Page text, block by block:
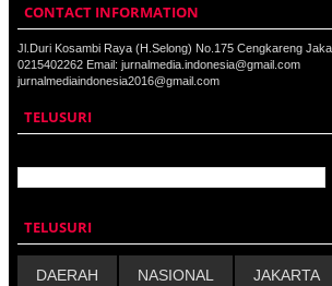
CONTACT INFORMATION
Jl.Duri Kosambi Raya (H.Selong) No.175 Cengkareng
0215402262 Email: jurnalmedia.indonesia@gmail.com
jurnalmediaindonesia2016@gmail.com
TELUSURI
TELUSURI
DAERAH NASIONAL JAKARTA